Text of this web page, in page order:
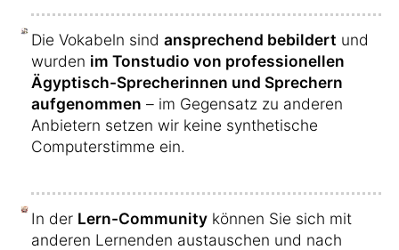
Die Vokabeln sind ansprechend bebildert und
wurden im Tonstudio von professionellen
Ägyptisch-Sprecherinnen und Sprechern
aufgenommen – im Gegensatz zu anderen
Anbietern setzen wir keine synthetische
Computerstimme ein.
In der Lern-Community können Sie sich mit
anderen Lernenden austauschen und nach